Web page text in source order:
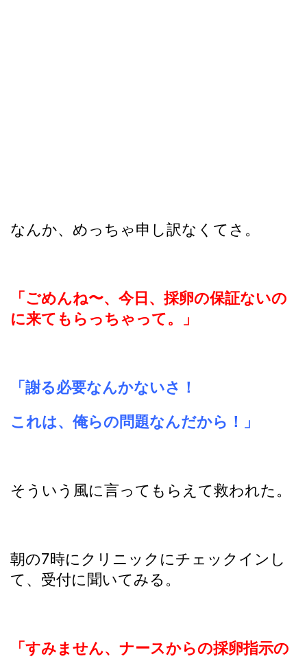
なんか、めっちゃ申し訳なくてさ。
「ごめんね〜、今日、採卵の保証ないの
に来てもらっちゃって。」
「謝る必要なんかないさ！
これは、俺らの問題なんだから！」
そういう風に言ってもらえて救われた。
朝の7時にクリニックにチェックインし
て、受付に聞いてみる。
「すみません、ナースからの採卵指示の